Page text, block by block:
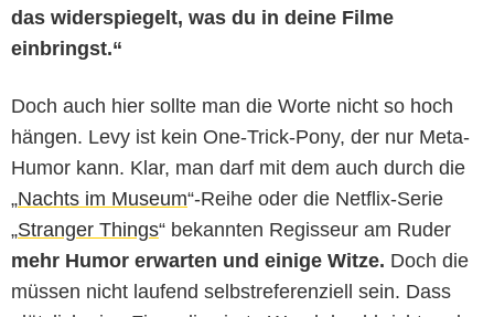
das widerspiegelt, was du in deine Filme
einbringst.“
Doch auch hier sollte man die Worte nicht so hoch
hängen. Levy ist kein One-Trick-Pony, der nur Meta-
Humor kann. Klar, man darf mit dem auch durch die
„Nachts im Museum“-Reihe oder die Netflix-Serie
„Stranger Things“ bekannten Regisseur am Ruder
mehr Humor erwarten und einige Witze. Doch die
müssen nicht laufend selbstreferenziell sein. Dass